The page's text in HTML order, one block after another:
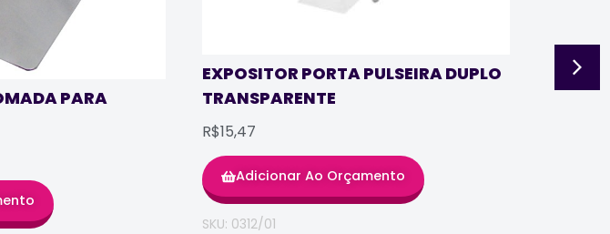
PARA
EXPOSITOR PORTA PULSEIRA DUPLO
TRANSPARENTE
R$15,47
Adicionar Ao Orçamento
SKU: 0312/01